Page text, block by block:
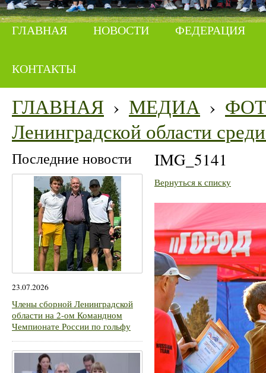
ГЛАВНАЯ НОВОСТИ ФЕДЕРАЦИЯ
КОНТАКТЫ
ГЛАВНАЯ › МЕДИА ›
Ленинградской области
Последние новости
23.07.2026
Члены сборной Ленинградской
области на 2-ом Командном
Чемпионате России по гольфу
IMG_5141
Вернуться к списку